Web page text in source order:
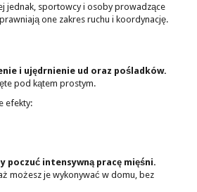
jednak, sportowcy i osoby prowadzące
one zakres ruchu i koordynację.
i ujędrnienie ud oraz pośladków.
pod kątem prostym.
efekty:
poczuć intensywną pracę mięśni.
możesz je wykonywać w domu, bez